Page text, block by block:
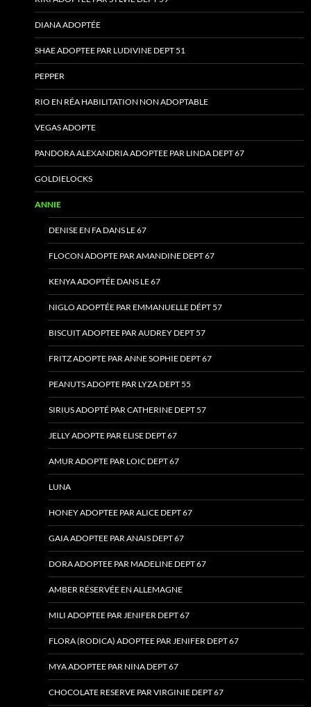
DIANA ADOPTÉE
SHAE ADOPTEE PAR LUDIVINE DEPT 51
PEPPER
RIO EN RÉA HABILITATION NON ADOPTABLE
VEGAS ADOPTE
PANDORA ALEXANDRIA ADOPTEE PAR LINDA DEPT 67
GOLDIELOCKS
ANNIE
DENISE EN FA DANS LE 67
FLOCON ADOPTE PAR AMANDINE DEPT 67
KENYA ADOPTÉE DANS LE 67
NIGLO ADOPTÉE PAR EMMANUELLE DÉPT 57
BISCUIT ADOPTEE PAR AUDREY DEPT 57
FRITZ ADOPTE PAR ANNE SOPHIE DEPT 67
PEANUTS ADOPTE PAR LYZA DEPT 55
SIRIUS ADOPTÉ PAR CATHERINE DEPT 57
JELLY ADOPTE PAR ELISE DEPT 67
AMUR ADOPTE PAR LOIC DEPT 67
LUNA
HONEY ADOPTEE PAR ALICE DEPT 67
GAIA ADOPTEE PAR ANAIS DEPT 67
DORA ADOPTEE PAR MADELINE DEPT 67
AMBER RÉSERVÉE EN ALLEMAGNE
MILI ADOPTEE PAR JENIFER DEPT 67
FLORA (RODICA) ADOPTEE PAR JENIFER DEPT 67
MYA ADOPTEE PAR NINA DEPT 67
CHOCOLATE RESERVE PAR VIRGINIE DEPT 67